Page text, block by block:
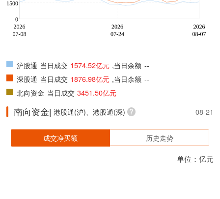
沪股通 当日成交 1574.52亿元 ,当日余额 --
深股通 当日成交 1876.98亿元 ,当日余额 --
北向资金 当日成交 3451.50亿元
南向资金| 港股通(沪)、港股通(深) 08-21
成交净买额 历史走势
单位：亿元